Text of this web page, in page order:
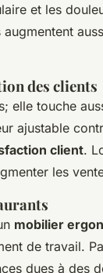
et les
des clients
elle touche
ajustable
client.
les
mobilier
de travail.
dues à des